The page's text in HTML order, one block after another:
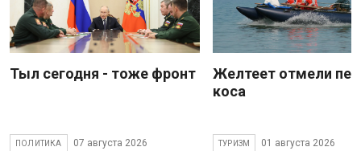
Тыл сегодня - тоже фронт
ПОЛИТИКА 07 августа 2026
Желтеет отмели
коса
ТУРИЗМ 01 августа 2026